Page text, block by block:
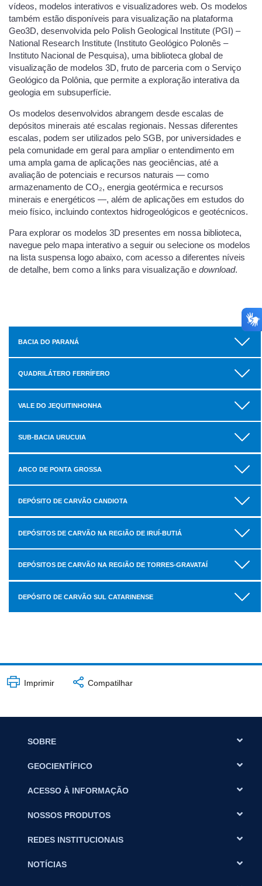
vídeos, modelos interativos e visualizadores web. Os modelos
também estão disponíveis para visualização na plataforma
Geo3D, desenvolvida pelo Polish Geological Institute (PGI) –
National Research Institute (Instituto Geológico Polonês –
Instituto Nacional de Pesquisa), uma biblioteca global de
visualização de modelos 3D, fruto de parceria com o Serviço
Geológico da Polônia, que permite a exploração interativa da
geologia em subsuperfície.
Os modelos desenvolvidos abrangem desde escalas de
depósitos minerais até escalas regionais. Nessas diferentes
escalas, podem ser utilizados pelo SGB, por universidades e
pela comunidade em geral para ampliar o entendimento em
uma ampla gama de aplicações nas geociências, até a
avaliação de potenciais e recursos naturais — como
armazenamento de CO₂, energia geotérmica e recursos
minerais e energéticos —, além de aplicações em estudos do
meio físico, incluindo contextos hidrogeológicos e geotécnicos.
Para explorar os modelos 3D presentes em nossa biblioteca,
navegue pelo mapa interativo a seguir ou selecione os modelos
na lista suspensa logo abaixo, com acesso a diferentes níveis
de detalhe, bem como a links para visualização e download.
BACIA DO PARANÁ
QUADRILÁTERO FERRÍFERO
VALE DO JEQUITINHONHA
SUB-BACIA URUCUIA
ARCO DE PONTA GROSSA
DEPÓSITO DE CARVÃO CANDIOTA
DEPÓSITOS DE CARVÃO NA REGIÃO DE IRUÍ-BUTIÁ
DEPÓSITOS DE CARVÃO NA REGIÃO DE TORRES-GRAVATAÍ
DEPÓSITO DE CARVÃO SUL CATARINENSE
Imprimir Compatilhar
SOBRE
GEOCIENTÍFICO
ACESSO À INFORMAÇÃO
NOSSOS PRODUTOS
REDES INSTITUCIONAIS
NOTÍCIAS